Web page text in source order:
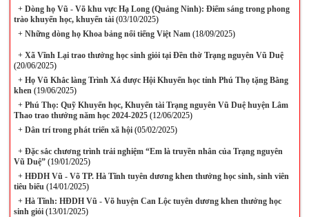
+Dòng họ Vũ - Võ khu vực Hạ Long (Quảng Ninh): Điểm sáng trong phong
trào khuyến học, khuyến tài(03/10/2025)
+Những dòng họ Khoa bảng nổi tiếng Việt Nam(18/09/2025)
+Xã Vĩnh Lại trao thưởng học sinh giỏi tại Đền thờ Trạng nguyên Vũ Duệ
(20/06/2025)
+Họ Vũ Khắc làng Trình Xá được Hội Khuyến học tỉnh Phú Thọ tặng Bằng
khen(19/06/2025)
+Phú Thọ: Quỹ Khuyến học, Khuyến tài Trạng nguyên Vũ Duệ huyện Lâm
Thao trao thưởng năm học 2024-2025(12/06/2025)
+Dân trí trong phát triển xã hội(05/02/2025)
+Đặc sắc chương trình trải nghiệm “Em là truyền nhân của Trạng nguyên
Vũ Duệ”(19/01/2025)
+HĐDH Vũ - Võ TP. Hà Tĩnh tuyên dương khen thưởng học sinh, sinh viên
tiêu biểu(14/01/2025)
+Hà Tĩnh: HĐDH Vũ - Võ huyện Can Lộc tuyên dương khen thưởng học
sinh giỏi(13/01/2025)